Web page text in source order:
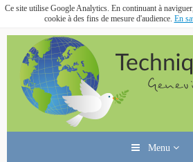
Ce site utilise Google Analytics. En continuant à
cookie à des fins de mesure d'audience. En
Menu